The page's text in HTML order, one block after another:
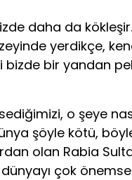
daha da
yerdikçe,
bizde bir yandan
o şeye
şöyle kötü,
olan Rabia
çok